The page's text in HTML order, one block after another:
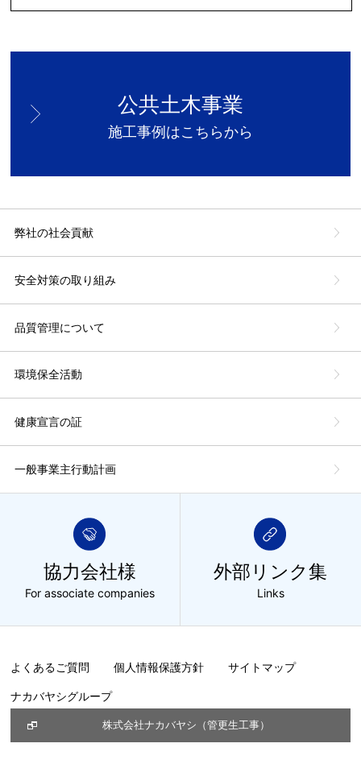
公共土木事業
施工事例はこちらから
弊社の社会貢献
安全対策の取り組み
品質管理について
環境保全活動
健康宣言の証
一般事業主行動計画
協力会社様
For associate companies
外部リンク集
Links
よくあるご質問 個人情報保護方針 サイトマップ
ナカバヤシグループ
株式会社ナカバヤシ（管更生工事）